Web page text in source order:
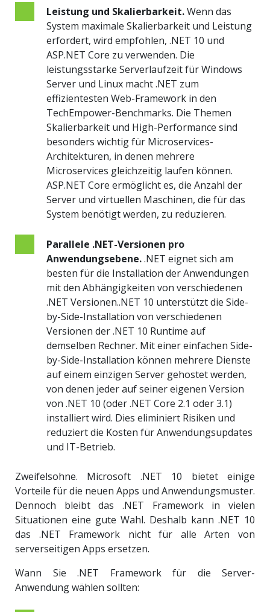
Leistung und Skalierbarkeit.Wenn das
System maximale Skalierbarkeit und Leistung
erfordert, wird empfohlen, .NET 10 und
ASP.NET Core zu verwenden. Die
leistungsstarke Serverlaufzeit für Windows
Server und Linux macht .NET zum
effizientesten Web-Framework in den
TechEmpower-Benchmarks. Die Themen
Skalierbarkeit und High-Performance sind
besonders wichtig für Microservices-
Architekturen, in denen mehrere
Microservices gleichzeitig laufen können.
ASP.NET Core ermöglicht es, die Anzahl der
Server und virtuellen Maschinen, die für das
System benötigt werden, zu reduzieren.
Parallele .NET-Versionen pro
Anwendungsebene..NET eignet sich am
besten für die Installation der Anwendungen
mit den Abhängigkeiten von verschiedenen
.NET Versionen..NET 10 unterstützt die Side-
by-Side-Installation von verschiedenen
Versionen der .NET 10 Runtime auf
demselben Rechner. Mit einer einfachen Side-
by-Side-Installation können mehrere Dienste
auf einem einzigen Server gehostet werden,
von denen jeder auf seiner eigenen Version
von .NET 10 (oder .NET Core 2.1 oder 3.1)
installiert wird. Dies eliminiert Risiken und
reduziert die Kosten für Anwendungsupdates
und IT-Betrieb.
Zweifelsohne. Microsoft .NET 10 bietet einige
Vorteile für die neuen Apps und Anwendungsmuster.
Dennoch bleibt das .NET Framework in vielen
Situationen eine gute Wahl. Deshalb kann .NET 10
das .NET Framework nicht für alle Arten von
serverseitigen Apps ersetzen.
Wann Sie .NET Framework für die Server-
Anwendung wählen sollten: